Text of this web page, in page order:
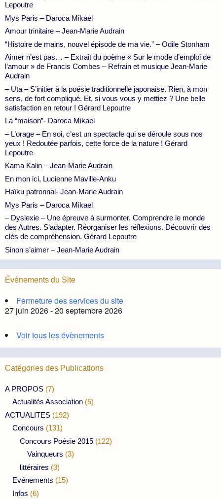
Lepoutre
Mys Paris – Daroca Mikael
Amour trinitaire – Jean-Marie Audrain
“Histoire de mains, nouvel épisode de ma vie.” – Odile Stonham
Aimer n’est pas… – Extrait du poème « Sur le mode d’emploi de
l’amour » de Francis Combes – Refrain et musique Jean-Marie
Audrain
– Uta – S’initier à la poésie traditionnelle japonaise. Rien, à mon
sens, de fort compliqué. Et, si vous vous y mettiez ? Une belle
satisfaction en retour ! Gérard Lepoutre
La “maison”- Daroca Mikael
– L’orage – En soi, c’est un spectacle qui se déroule sous nos
yeux ! Redoutée parfois, cette force de la nature ! Gérard
Lepoutre
Kama Kalin – Jean-Marie Audrain
En mon ici, Lucienne Maville-Anku
Haïku patronnal- Jean-Marie Audrain
Mys Paris – Daroca Mikael
– Dyslexie – Une épreuve à surmonter. Comprendre le monde
des Autres. S’adapter. Réorganiser les réflexions. Découvrir des
clés de compréhension. Gérard Lepoutre
Sinon s’aimer – Jean-Marie Audrain
Évènements du Site
Fermeture des services du site
27 juin 2026 - 20 septembre 2026
Voir tous les évènements
Catégories des Publications
A PROPOS (7)
Actualités Association (5)
ACTUALITES (192)
Concours (131)
Concours Poésie 2015 (122)
Vainqueurs (3)
littéraires (3)
Evénements (15)
Infos (6)